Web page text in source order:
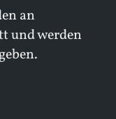
an
und werden